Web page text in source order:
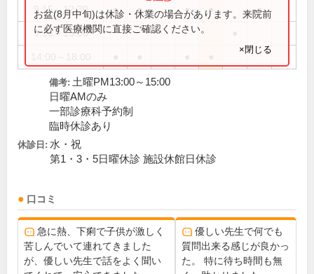
9:15～12:30 ● ● ● ● ●
9:15～15:00
お盆(8月中旬)は休診・休業の場合があります。来院前
に必ず医療機関に直接ご確認ください。
×閉じる
備考: 土曜PM13:00～15:00
日曜AMのみ
一部診療科予約制
臨時休診あり
休診日: 水・祝
第1・3・5日曜休診 施設休館日休診
口コミ
急に熱、下痢で子供が激しく
苦しんでいて連れてきました
が、優しい先生で話をよく聞い
優しい先生で何でも
質問出来る感じが良かっ
た。 特に待ち時間も無